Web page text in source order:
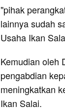
"pihak
lainnya sudah
Usaha Ikan
Kemudian oleh
pengabdian
meningkatkan
Ikan Salai.